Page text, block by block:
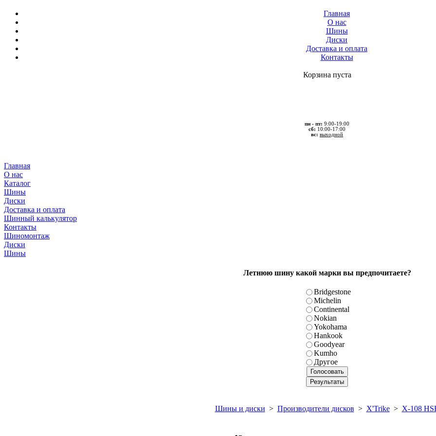
Главная
О нас
Шины
Диски
Доставка и оплата
Контакты
Корзина пуста
пн - пт: 9:00-19:00
сб: 10:00-17:00
вс: выходной
Главная
О нас
Каталог
Шины
Диски
Доставка и оплата
Шинный калькулятор
Контакты
Шиномонтаж
Диски
Шины
Летнюю шину какой марки вы предпочитаете?
Bridgestone
Michelin
Continental
Nokian
Yokohama
Hankook
Goodyear
Kumho
Другое
Шины и диски > Производители дисков > X'Trike> X-108